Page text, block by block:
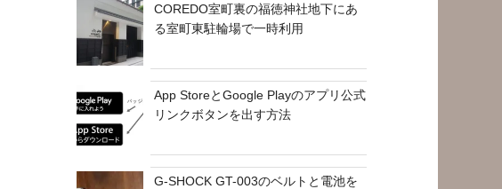
COREDO室町裏の福徳神社地下にあ
る室町東駐輪場で一時利用
App StoreとGoogle Playのアプリ公式
リンクボタンを出す方法
G-SHOCK GT-003のベルトと電池を